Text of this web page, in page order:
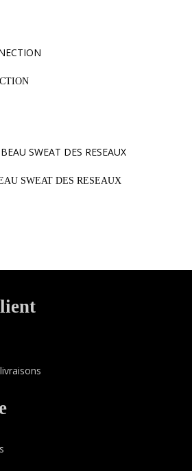
Des Options
Des Options
SWEAT DES RESEAUX